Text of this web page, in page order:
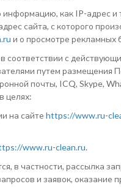
как IP-адрес и
сайта, с которого
и о просмотре рекламных
с
путем размещения
почты, ICQ, Skype,
целях:
на сайте https://www.ru-
www.ru-clean.ru.
в частности, рассылка
и заявок, оказание